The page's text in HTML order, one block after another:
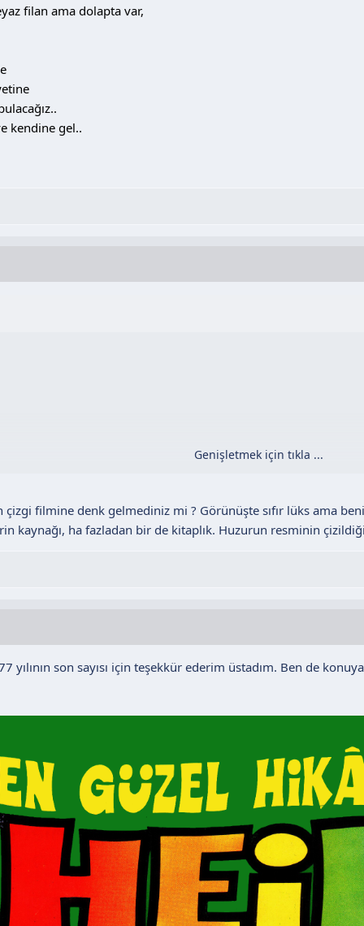
filan ama dolapta var,
kendine gel..
filan ama dolapta var,
ve kendine gel..
Genişletmek için tıkla ...
çizgi filmine denk gelmediniz mi ? Görünüşte sıfır lüks ama
kaynağı, ha fazladan bir de kitaplık. Huzurun resminin
yılının son sayısı için teşekkür ederim üstadım. Ben de